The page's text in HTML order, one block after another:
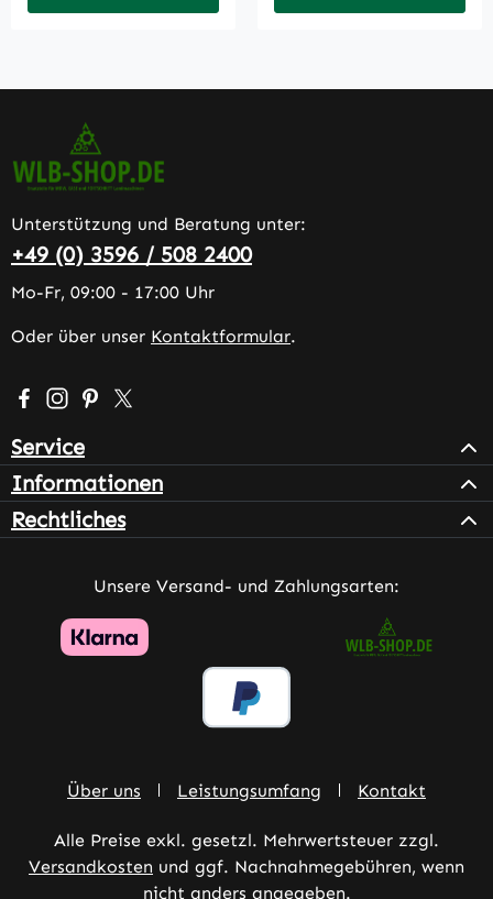
Unterstützung und Beratung unter:
+49 (0) 3596 / 508 2400
Mo-Fr, 09:00 - 17:00 Uhr
Oder über unser Kontaktformular.
Besuche uns auf Facebook – öffnet in neuem Tab
Schau auf Instagram vorbei – öffnet in neuem Tab
Lass dich auf Pinterest inspirieren – öffnet in
Folge uns auf X – öffnet in neuem Tab
Service
Informationen
Rechtliches
Unsere Versand- und Zahlungsarten:
Über uns Leistungsumfang Kontakt
Alle Preise exkl. gesetzl. Mehrwertsteuer zzgl.
Versandkosten und ggf. Nachnahmegebühren, wenn
nicht anders angegeben.